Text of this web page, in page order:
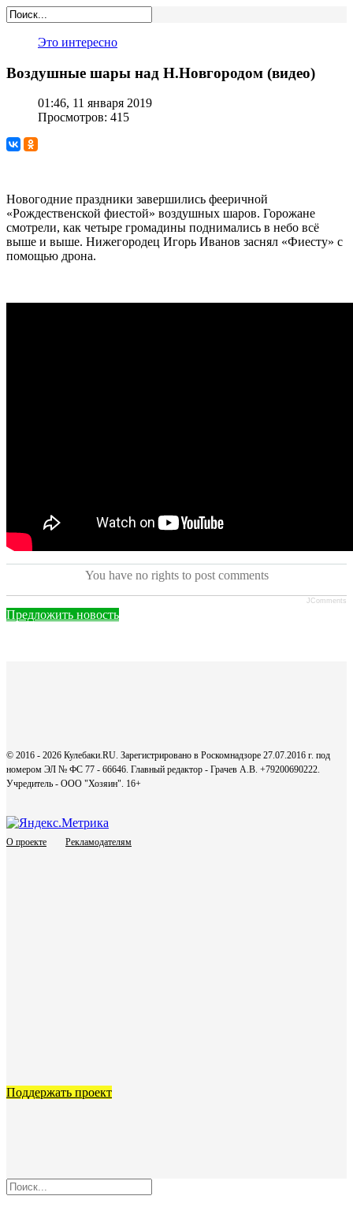
Это интересно
Воздушные шары над Н.Новгородом (видео)
01:46, 11 января 2019
Просмотров: 415
Новогодние праздники завершились фееричной
«Рождественской фиестой» воздушных шаров. Горожане
смотрели, как четыре громадины поднимались в небо всё
выше и выше. Нижегородец Игорь Иванов заснял «Фиесту» с
помощью дрона.
You have no rights to post comments
JComments
Предложить новость
© 2016 - 2026 Кулебаки.RU. Зарегистрировано в Роскомнадзоре 27.07.2016 г. под
номером ЭЛ № ФС 77 - 66646. Главный редактор - Грачев А.В. +79200690222.
Учредитель - ООО "Хозяин". 16+
О проекте Рекламодателям
Поддержать проект